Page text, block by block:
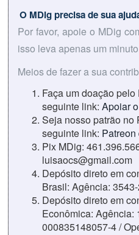
O MDig precisa de sua
Por favor, apoie o MDig
isso leva apenas um
Meios de fazer a sua
Faça um doação
seguinte link: Apoiar
Seja nosso patrão no
seguinte link:
Pix MDig:
luisaocs@gmail.com
Depósito direto em
Brasil: Agência:
Depósito direto em
Econômica: Agência:
000835148057-4 /